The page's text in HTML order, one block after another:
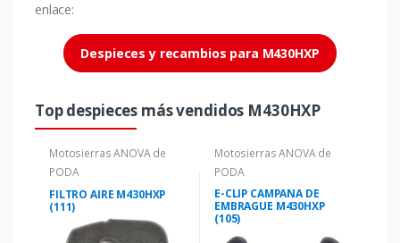
enlace:
Despieces y recambios para M430HXP
Top despieces más vendidos M430HXP
Motosierras ANOVA de
PODA
FILTRO AIRE M430HXP
(111)
Motosierras ANOVA de
PODA
E-CLIP CAMPANA DE
EMBRAGUE M430HXP
(105)